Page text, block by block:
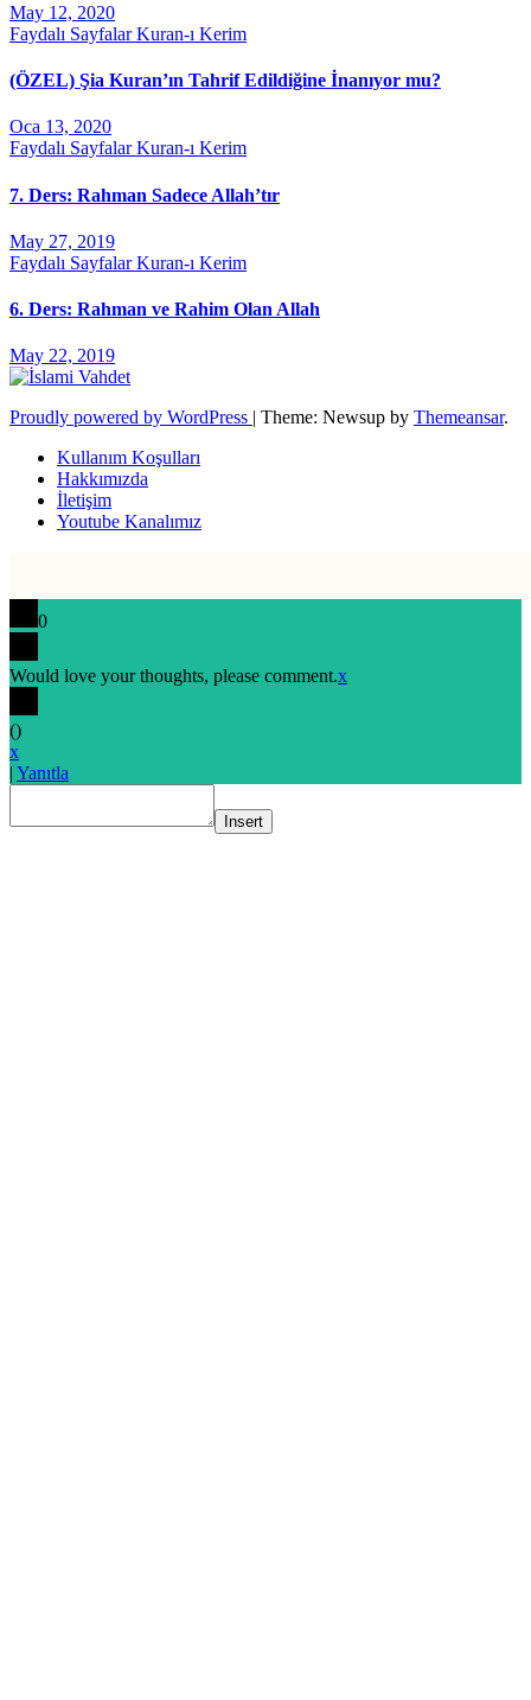
May 12, 2020
Faydalı SayfalarKuran-ı Kerim
(ÖZEL) Şia Kuran’ın Tahrif Edildiğine İnanıyor mu?
Oca 13, 2020
Faydalı SayfalarKuran-ı Kerim
7. Ders: Rahman Sadece Allah’tır
May 27, 2019
Faydalı SayfalarKuran-ı Kerim
6. Ders: Rahman ve Rahim Olan Allah
May 22, 2019
Proudly powered by WordPress Theme: Newsup by Themeansar.
Kullanım Koşulları
Hakkımızda
İletişim
Youtube Kanalımız
0
Would love your thoughts, please comment.x
()
x
Yanıtla
Insert